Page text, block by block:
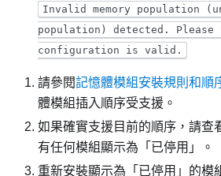
Invalid memory population
population) detected. Please
configuration is valid.
請參閱記憶體模組安裝規則和順
體模組插入順序受支援。
如果確實支援目前的順序，請查
有任何模組顯示為「已停用」。
重新安裝顯示為「已停用」的模